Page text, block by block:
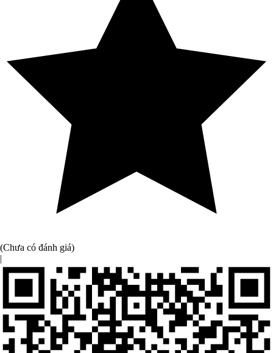
(Chưa có đánh giá)
|